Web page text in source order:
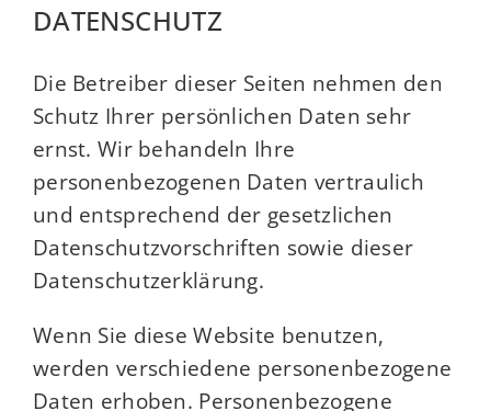
DATENSCHUTZ
Die Betreiber dieser Seiten nehmen den
Schutz Ihrer persönlichen Daten sehr
ernst. Wir behandeln Ihre
personenbezogenen Daten vertraulich
und entsprechend der gesetzlichen
Datenschutzvorschriften sowie dieser
Datenschutzerklärung.
Wenn Sie diese Website benutzen,
werden verschiedene personenbezogene
Daten erhoben. Personenbezogene